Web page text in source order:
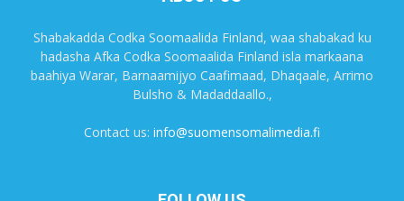
Shabakadda Codka Soomaalida Finland, waa shabakad ku
hadasha Afka Codka Soomaalida Finland isla markaana
baahiya Warar, Barnaamijyo Caafimaad, Dhaqaale, Arrimo
Bulsho & Madaddaallo.,
Contact us: info@suomensomalimedia.fi